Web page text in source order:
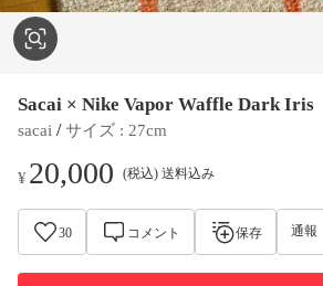
Sacai × Nike Vapor Waffle Dark Iris
sacai / サイズ : 27cm
¥20,000 (税込) 送料込み
30 コメント 保存 通報